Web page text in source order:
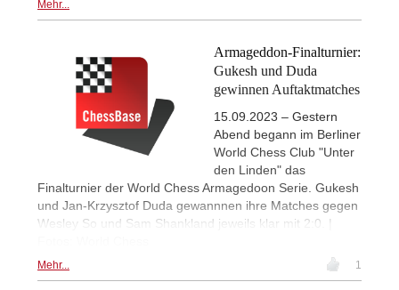
Mehr...
Armageddon-Finalturnier:
Gukesh und Duda
gewinnen Auftaktmatches
15.09.2023 – Gestern
Abend begann im Berliner
World Chess Club "Unter
den Linden" das
Finalturnier der World Chess Armagedoon Serie. Gukesh
und Jan-Krzysztof Duda gewannnen ihre Matches gegen
Wesley So und Sam Shankland jeweils klar mit 2:0. |
Mehr... 1